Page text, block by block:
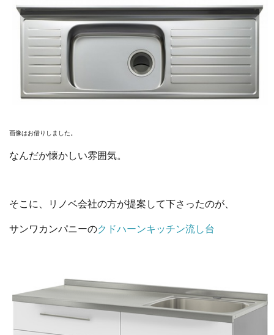
画像はお借りしました。
なんだか懐かしい雰囲気。
そこに、リノベ会社の方が提案して下さったのが、
サンワカンパニーのクドハーンキッチン流し台